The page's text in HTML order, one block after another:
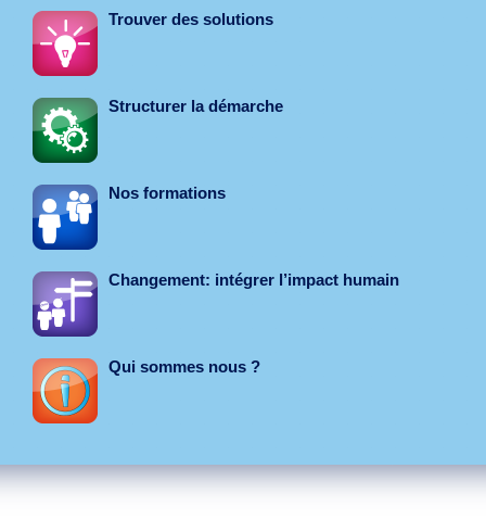
Trouver des solutions
Structurer la démarche
Nos formations
Changement: intégrer l’impact humain
Qui sommes nous ?